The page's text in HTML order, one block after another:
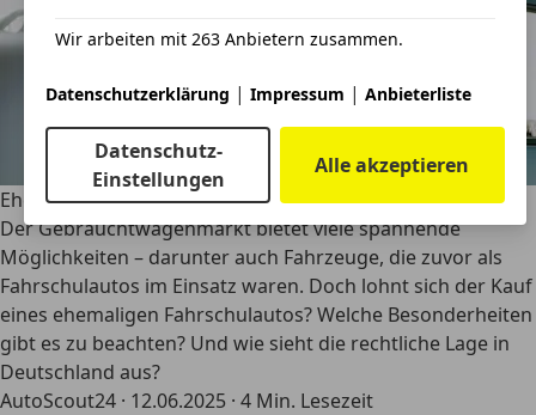
Wir arbeiten mit 263 Anbietern zusammen.
Datenschutzerklärung | Impressum | Anbieterliste
Datenschutz-
Einstellungen
Alle akzeptieren
Ehemaliges Fahrschulauto kaufen - lohnt sich das?
Der Gebrauchtwagenmarkt bietet viele spannende
Möglichkeiten – darunter auch Fahrzeuge, die zuvor als
Fahrschulautos im Einsatz waren. Doch lohnt sich der Kauf
eines ehemaligen Fahrschulautos? Welche Besonderheiten
gibt es zu beachten? Und wie sieht die rechtliche Lage in
Deutschland aus?
AutoScout24 · 12.06.2025 · 4 Min. Lesezeit